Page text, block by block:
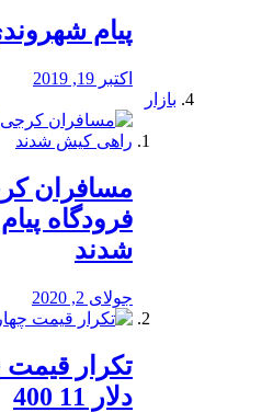
پیام
اکتبر 19, 2019
بازار
مسافران
فرودگاه
شدند
جولای 2, 2020
تکرار
دلار 11 400